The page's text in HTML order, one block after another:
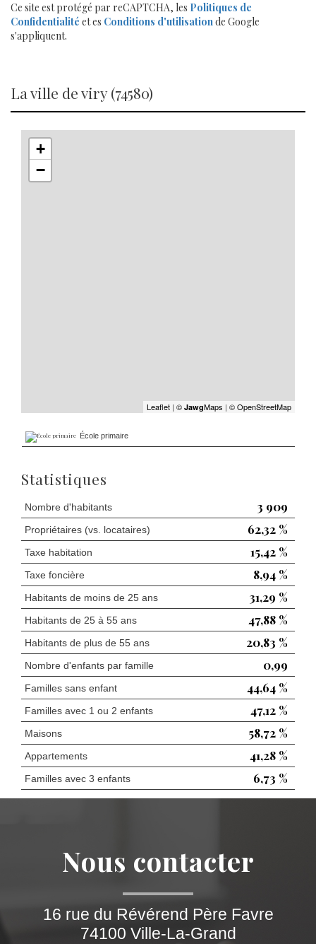
Ce site est protégé par reCAPTCHA, les Politiques de
Confidentialité et es Conditions d'utilisationde Google
s'appliquent.
la ville de viry (74580)
+
−
Leaflet | © JawgMaps | © OpenStreetMap
École primaire
Statistiques
Nombre d'habitants 3 909
Propriétaires (vs. locataires) 62,32 %
Taxe habitation 15,42 %
Taxe foncière 8,94 %
Habitants de moins de 25 ans 31,29 %
Habitants de 25 à 55 ans 47,88 %
Habitants de plus de 55 ans 20,83 %
Nombre d'enfants par famille 0,99
Familles sans enfant 44,64 %
Familles avec 1 ou 2 enfants 47,12 %
Maisons 58,72 %
Appartements 41,28 %
Familles avec 3 enfants 6,73 %
nous contacter
16 rue du Révérend Père Favre
74100 Ville-La-Grand